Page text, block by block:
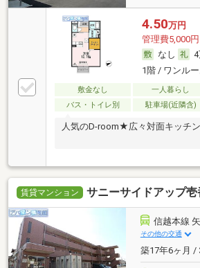
4.50万円
管理費5,000円
なし
4
1階 / ワンル
敷金なし 一人暮らし
バス・トイレ別
駐車場(近隣含)
人気のD-room★広々対面キッチ
賃貸マンション サニーサイドアップ壱
信越本線
その他の交通
築17年6ヶ月 /